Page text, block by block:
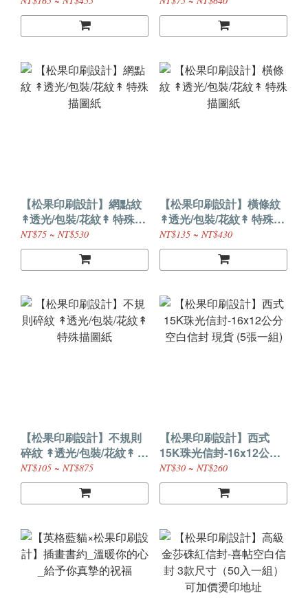
【松果印刷設計】網點紋
↟透光/包裝/花紋↟ 特殊描
圖紙
NT$75 ~ NT$530
【松果印刷設計】橫條紋
↟透光/包裝/花紋↟ 特殊描
圖紙
NT$135 ~ NT$430
【松果印刷設計】不規則
碎紋 ↟透光/包裝/花紋↟ 特
殊描圖紙
NT$105 ~ NT$875
【松果印刷設計】西式
15K珠光信封-16x12公分
NT$30 ~ NT$260